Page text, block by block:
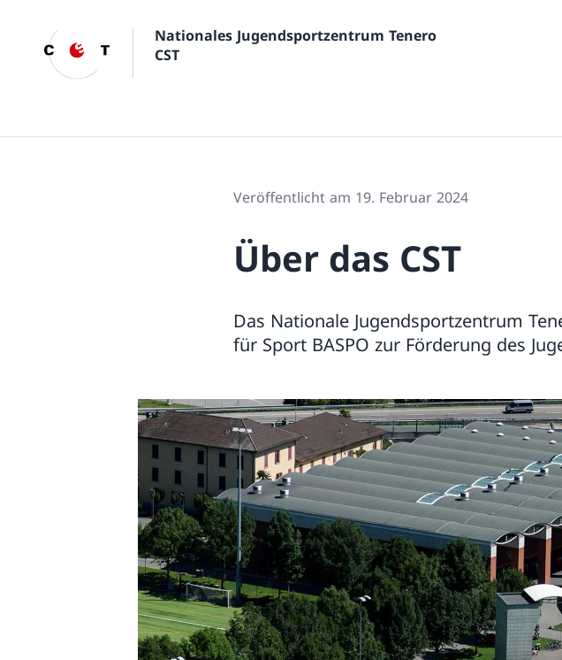
Nationales Jugendsportzentrum Tenero
CST
Veröffentlicht am 19. Februar 2024
Über das CST
Das Nationale Jugendsportzentrum
für Sport BASPO zur Förderung des